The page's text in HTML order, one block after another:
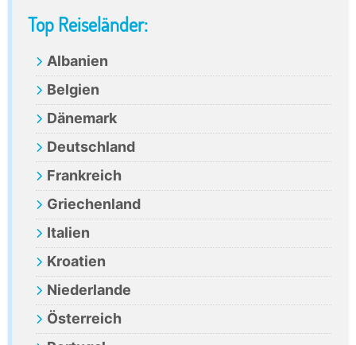
Primary
Sidebar
Top Reiseländer:
Albanien
Belgien
Dänemark
Deutschland
Frankreich
Griechenland
Italien
Kroatien
Niederlande
Österreich